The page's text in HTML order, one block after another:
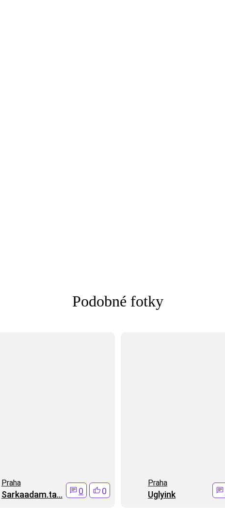
Podobné fotky
Praha
Sarkaadam.ta... 0 0
Praha
Uglyink